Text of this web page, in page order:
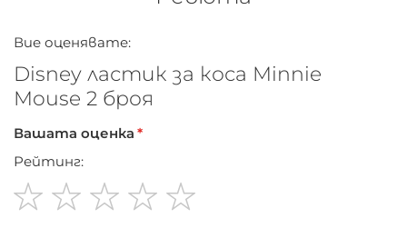
Вие оценявате:
Disney ластик за коса Minnie
Mouse 2 броя
Вашата оценка
Рейтинг: